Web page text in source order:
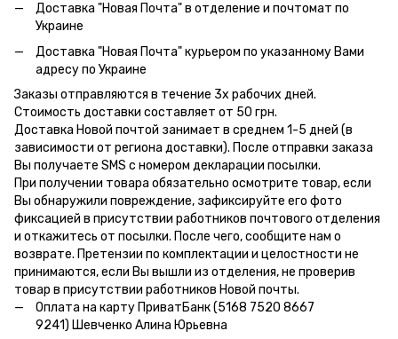
Доставка "Новая Почта" в отделение и почтомат по
Украине
Доставка "Новая Почта" курьером по указанному Вами
адресу по Украине
Заказы отправляются в течение 3х рабочих дней.
Стоимость доставки составляет от 50 грн.
Доставка Новой почтой занимает в среднем 1-5 дней (в
зависимости от региона доставки). После отправки заказа
Вы получаете SMS с номером декларации посылки.
При получении товара обязательно осмотрите товар, если
Вы обнаружили повреждение, зафиксируйте его фото
фиксацией в присутствии работников почтового отделения
и откажитесь от посылки. После чего, сообщите нам о
возврате. Претензии по комплектации и целостности не
принимаются, если Вы вышли из отделения, не проверив
товар в присутствии работников Новой почты.
Оплата на карту ПриватБанк (5168 7520 8667
9241) Шевченко Алина Юрьевна